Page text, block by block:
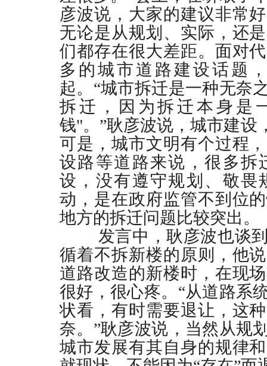
彦波说，大家的建议非常
无论是从规划、实际，还
们都存在很大差距。面对
多的城市道路建设话题
起。“城市拆迁是一种无奈
拆迁，因为拆迁本身是
钱"。”耿彦波说，城市建设
可是，城市文明有个过程
设路等道路来说，很多拆
设，没有遵守规划、敬畏
动，是在政府监管不到位
地方的拆迁问题比较突出。
发言中，耿彦波也谈到
循着不拆新楼的原则，他
道路改造的新楼时，在现
很好，很心疼。“从道路系
状看，有时需要退让，这
奈。”耿彦波说，当然从规
城市发展有其自身的规律